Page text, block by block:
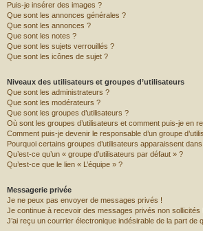
Puis-je insérer des images ?
Que sont les annonces générales ?
Que sont les annonces ?
Que sont les notes ?
Que sont les sujets verrouillés ?
Que sont les icônes de sujet ?
Niveaux des utilisateurs et groupes d’utilisateurs
Que sont les administrateurs ?
Que sont les modérateurs ?
Que sont les groupes d’utilisateurs ?
Où sont les groupes d’utilisateurs et comment puis-je en
Comment puis-je devenir le responsable d’un groupe
Pourquoi certains groupes d’utilisateurs apparaissent
Qu’est-ce qu’un « groupe d’utilisateurs par défaut » ?
Qu’est-ce que le lien « L’équipe » ?
Messagerie privée
Je ne peux pas envoyer de messages privés !
Je continue à recevoir des messages privés non sollicités !
J’ai reçu un courrier électronique indésirable de la part de